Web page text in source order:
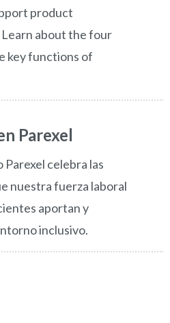
product
about the four
key functions of
Parexel
Parexel celebra las
nuestra fuerza laboral
aportan y
inclusivo.